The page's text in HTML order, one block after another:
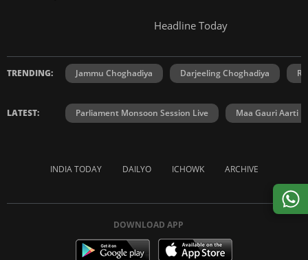
Headline Today
TRENDING: Jammu Choghadiya Darjeeling Choghadiya
LATEST: Parliament Monsoon Session Live Maa Gauri Aarti
INDIA TODAY DAILYO ICHOWK ARCHIVE
DOWNLOAD APP